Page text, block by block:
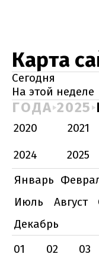
Карта
Сегодня
На этой неделе
ГОДА 2025
2020 2021
2024
2025
Январь
Июль
Август
Декабрь
01
02 03